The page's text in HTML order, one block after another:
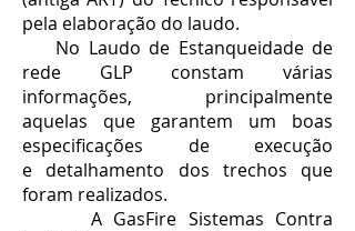
pela elaboração do laudo.
No Laudo de Estanqueidade de
rede GLP constam várias
informações, principalmente
aquelas que garantem um boas
especificações de execução
e detalhamento dos trechos que
foram realizados.
A GasFire Sistemas Contra